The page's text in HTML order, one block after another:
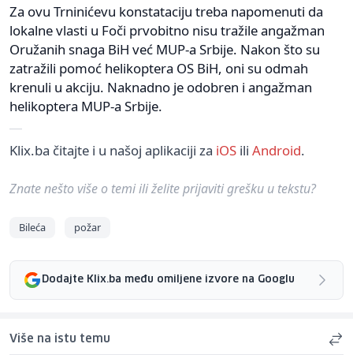
Za ovu Trninićevu konstataciju treba napomenuti da
lokalne vlasti u Foči prvobitno nisu tražile angažman
Oružanih snaga BiH već MUP-a Srbije. Nakon što su
zatražili pomoć helikoptera OS BiH, oni su odmah
krenuli u akciju. Naknadno je odobren i angažman
helikoptera MUP-a Srbije.
Klix.ba čitajte i u našoj aplikaciji za iOS ili Android.
Znate nešto više o temi ili želite prijaviti grešku u tekstu?
Bileća požar
Dodajte Klix.ba među omiljene izvore na Googlu
Više na istu temu